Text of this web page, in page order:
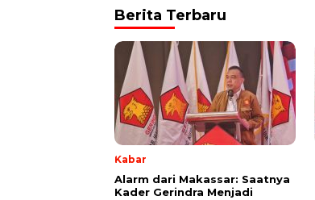
Berita Terbaru
Kabar
Alarm dari Makassar: Saatnya
Kader Gerindra Menjadi